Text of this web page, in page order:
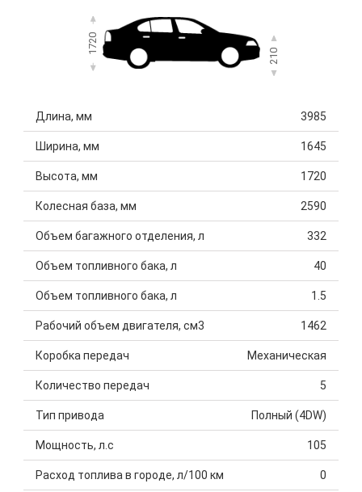
1720
210
Длина, мм 3985
Ширина, мм 1645
Высота, мм 1720
Колесная база, мм 2590
Объем багажного отделения, л 332
Объем топливного бака, л 40
Объем топливного бака, л 1.5
Рабочий объем двигателя, см3 1462
Коробка передач Механическая
Количество передач 5
Тип привода Полный (4DW)
Мощность, л.с 105
Расход топлива в городе, л/100 км 0